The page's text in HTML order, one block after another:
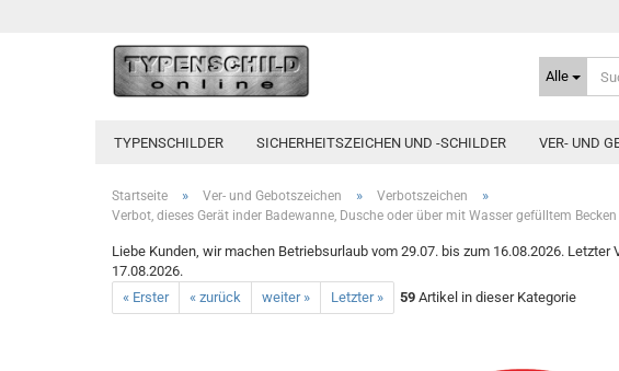
Alle
TYPENSCHILDER SICHERHEITSZEICHEN UND -SCHILDER VER- UND
Startseite » Ver- und Gebotszeichen » Verbotszeichen »
Verbot, dieses Gerät inder Badewanne, Dusche oder über mit Wasser gefülltem
Liebe Kunden, wir machen Betriebsurlaub vom 29.07. bis zum 16.08.2026.
17.08.2026.
« Erster
« zurück weiter » Letzter » 59 Artikel in dieser Kategorie